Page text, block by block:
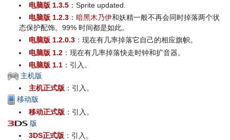
电脑版 1.3.5 ：Sprite updated.
电脑版 1.2.3 ：暗黑木乃伊和妖精一般不再会同时掉落两个状
态保护配饰。99% 时间都是如此。
电脑版 1.2.0.3 ：现在有几率掉落它自己的相应旗帜。
电脑版 1.2 ：现在有几率掉落快走时钟和扩音器。
电脑版 1.1 ：引入。
主机版
主机正式版 ：引入。
移动版
移动正式版 ：引入。
版
3DS正式版 ：引入。